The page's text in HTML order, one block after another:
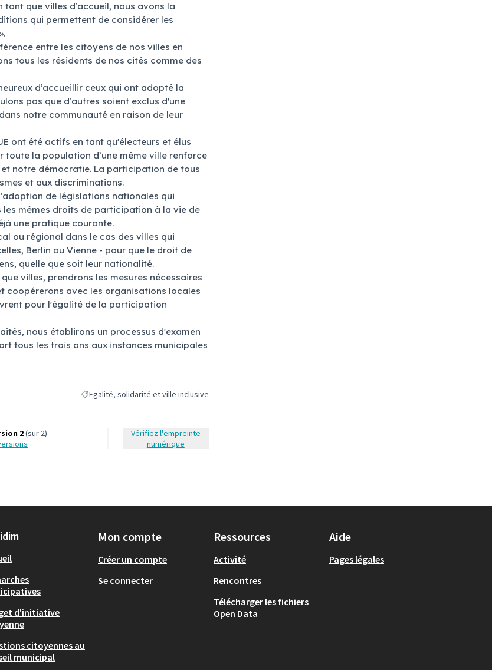
tant que villes d’accueil, nous avons la
qui permettent de considérer les
entre les citoyens de nos villes en
tous les résidents de nos cités comme des
d’accueillir ceux qui ont adopté la
pas que d’autres soient exclus d'une
notre communauté en raison de leur
ont été actifs en tant qu'électeurs et élus
toute la population d’une même ville renforce
notre démocratie. La participation de tous
et aux discriminations.
de législations nationales qui
mêmes droits de participation à la vie de
une pratique courante.
ou régional dans le cas des villes qui
Berlin ou Vienne - pour que le droit de
quelle que soit leur nationalité.
villes, prendrons les mesures nécessaires
coopérerons avec les organisations locales
pour l'égalité de la participation
nous établirons un processus d'examen
tous les trois ans aux instances municipales
Filtrer les résultats de la catégorie : Egalité, solidarité et ville inclusive
Egalité, solidarité et ville inclusive
2(sur 2)
Vérifiez l'empreinte
numérique
d'initiative
citoyennes au
municipal
Mon compte
Créer un compte
Se connecter
Ressources
Activité
Rencontres
Télécharger les fichiers
Open Data
Aide
Pages légales